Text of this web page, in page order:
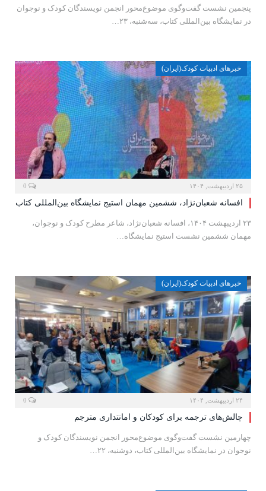
پنجمین نشست گفت‌وگوی موضوع‌محور انجمن نویسندگان کودک و نوجوان
در نمایشگاه بین‌المللی کتاب، سه‌شنبه، ۲۳…
خبرهای ادبیات کودک(ایران)
۲۵ اردیبهشت, ۱۴۰۴
افسانه شعبان‌نژاد، ششمین مهمان استیج نمایشگاه بین‌المللی کتاب
۲۳ اردیبهشت ۱۴۰۴، افسانه شعبان‌نژاد، شاعر مطرح کودک و نوجوان،
مهمان ششمین نشست استیج نمایشگاه…
خبرهای ادبیات کودک(ایران)
۲۴ اردیبهشت, ۱۴۰۴
چالش‌های ترجمه برای کودکان و امانتداری مترجم
چهارمین نشست گفت‌وگوی موضوع‌محور انجمن نویسندگان کودک و
نوجوان در نمایشگاه بین‌المللی کتاب، دوشنبه، ۲۲…